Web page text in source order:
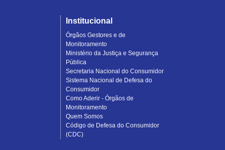
Institucional
Órgãos Gestores e de
Monitoramento
Ministério da Justiça e Segurança
Pública
Secretaria Nacional do Consumidor
Sistema Nacional de Defesa do
Consumidor
Como Aderir - Órgãos de
Monitoramento
Quem Somos
Código de Defesa do Consumidor
(CDC)